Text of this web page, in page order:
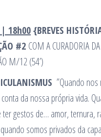
18h00{BREVES
#2 COM A CURADORIA
M/12 (54’)
”Quando nos
da nossa própria vida.
ter gestos de… amor, ternura,
somos privados da